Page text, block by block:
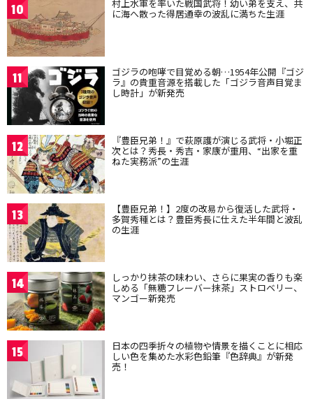
10 村上水軍を率いた戦国武将！幼い弟を支え、共
に海へ散った得居通幸の波乱に満ちた生涯
11 ゴジラの咆哮で目覚める朝…1954年公開『ゴジ
ラ』の貴重音源を搭載した「ゴジラ音声目覚ま
し時計」が新発売
12 『豊臣兄弟！』で萩原護が演じる武将・小堀正
次とは？秀長・秀吉・家康が重用、“出家を重
ねた実務派”の生涯
13 【豊臣兄弟！】2度の改易から復活した武将・
多賀秀種とは？豊臣秀長に仕えた半年間と波乱
の生涯
14 しっかり抹茶の味わい、さらに果実の香りも楽
しめる「無糖フレーバー抹茶」ストロベリー、
マンゴー新発売
15 日本の四季折々の植物や情景を描くことに相応
しい色を集めた水彩色鉛筆『色辞典』が新発
売！